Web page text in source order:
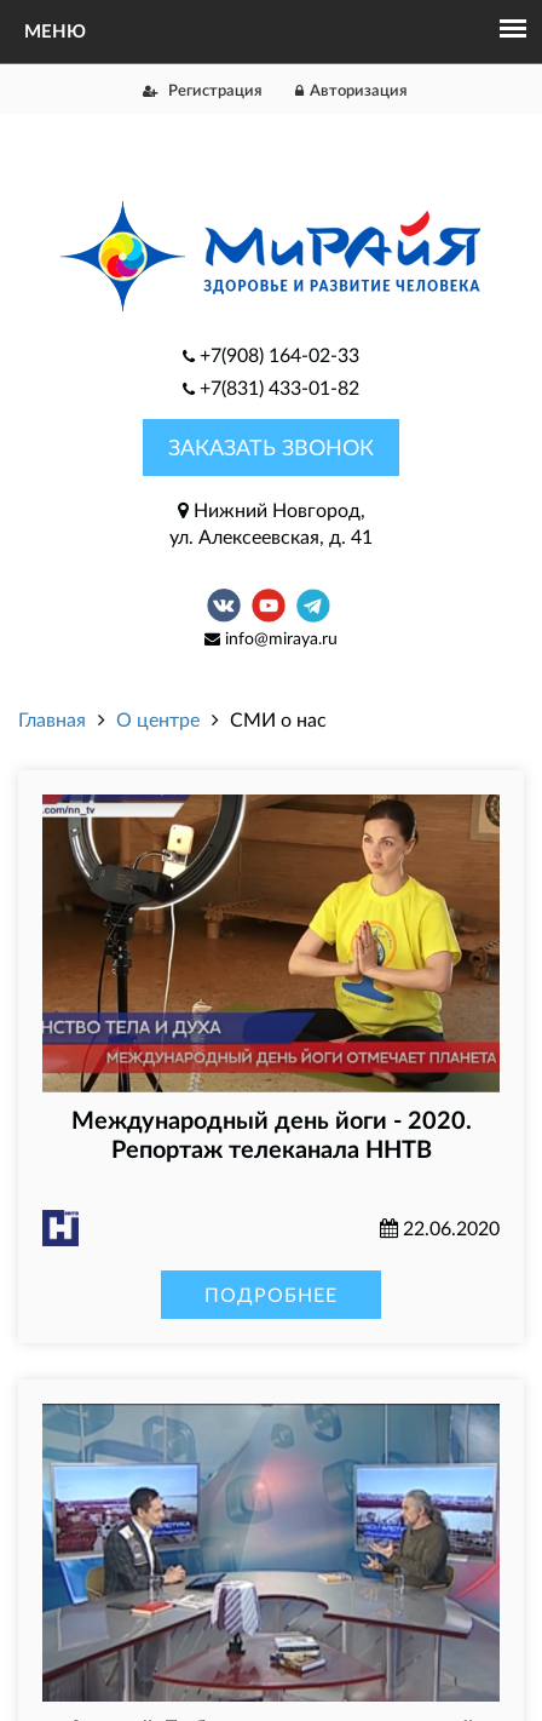
Регистрация Авторизация
+7(908) 164-02-33
+7(831) 433-01-82
ЗАКАЗАТЬ ЗВОНОК
Нижний Новгород,
ул. Алексеевская, д. 41
info@miraya.ru
Главная О центре СМИ о нас
Международный день йоги - 2020.
Репортаж телеканала ННТВ
22.06.2020
ПОДРОБНЕЕ